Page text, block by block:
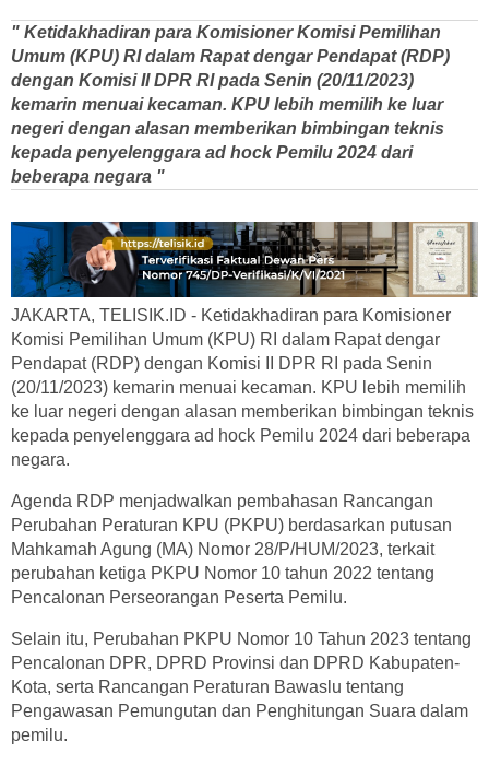
" Ketidakhadiran para Komisioner Komisi Pemilihan
Umum (KPU) RI dalam Rapat dengar Pendapat (RDP)
dengan Komisi II DPR RI pada Senin (20/11/2023)
kemarin menuai kecaman. KPU lebih memilih ke luar
negeri dengan alasan memberikan bimbingan teknis
kepada penyelenggara ad hock Pemilu 2024 dari
beberapa negara "
JAKARTA, TELISIK.ID - Ketidakhadiran para Komisioner
Komisi Pemilihan Umum (KPU) RI dalam Rapat dengar
Pendapat (RDP) dengan Komisi II DPR RI pada Senin
(20/11/2023) kemarin menuai kecaman. KPU lebih memilih
ke luar negeri dengan alasan memberikan bimbingan teknis
kepada penyelenggara ad hock Pemilu 2024 dari beberapa
negara.
Agenda RDP menjadwalkan pembahasan Rancangan
Perubahan Peraturan KPU (PKPU) berdasarkan putusan
Mahkamah Agung (MA) Nomor 28/P/HUM/2023, terkait
perubahan ketiga PKPU Nomor 10 tahun 2022 tentang
Pencalonan Perseorangan Peserta Pemilu.
Selain itu, Perubahan PKPU Nomor 10 Tahun 2023 tentang
Pencalonan DPR, DPRD Provinsi dan DPRD Kabupaten-
Kota, serta Rancangan Peraturan Bawaslu tentang
Pengawasan Pemungutan dan Penghitungan Suara dalam
pemilu.